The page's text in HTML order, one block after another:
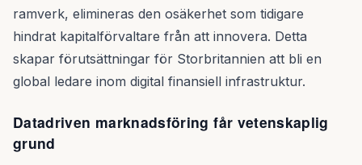
ramverk, elimineras den osäkerhet som tidigare
hindrat kapitalförvaltare från att innovera. Detta
skapar förutsättningar för Storbritannien att bli en
global ledare inom digital finansiell infrastruktur.
Datadriven marknadsföring får vetenskaplig
grund